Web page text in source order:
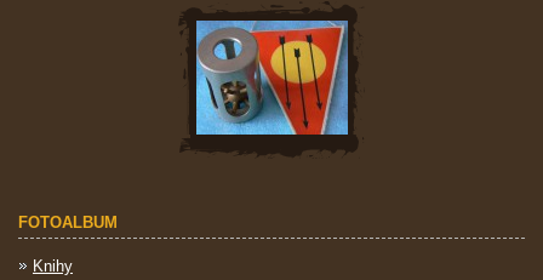
FOTOALBUM
Knihy